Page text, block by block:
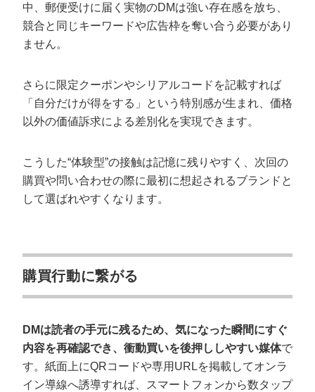
中、郵便受けに届く実物のDMは強い存在感を放ち、
競合と同じキーワードや広告枠を奪い合う必要があり
ません。
さらに限定クーポンやシリアルコードを記載すれば
「自分だけが得をする」という特別感が生まれ、価格
以外の価値訴求による差別化を実現できます。
こうした“体験型”の接触は記憶に残りやすく、次回の
購買や問い合わせの際に最初に想起されるブランドと
して選ばれやすくなります。
購買行動に繋がる
DMは読者の手元に残るため、気になった瞬間にすぐ
内容を再確認でき、衝動買いを後押ししやすい媒体で
す。紙面上にQRコードや専用URLを掲載してオンラ
イン導線へ誘導すれば、スマートフォンから数タップ